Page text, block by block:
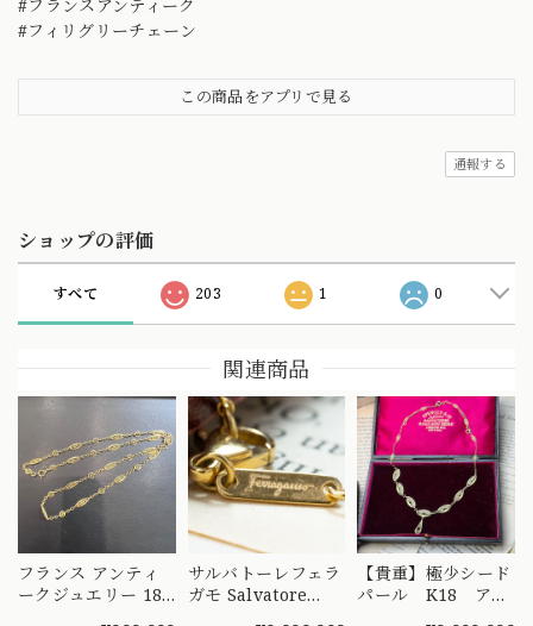
#フランスアンティーク
#フィリグリーチェーン
この商品をアプリで見る
通報する
ショップの評価
すべて 203 1 0
関連商品
フランス アンティ
ークジュエリー 18
サルバトーレフェラ
ガモ Salvatore
【貴重】極少シード
パール K18 アン